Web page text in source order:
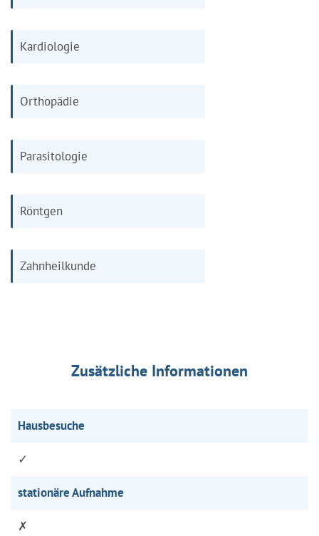
Kardiologie
Orthopädie
Parasitologie
Röntgen
Zahnheilkunde
Zusätzliche Informationen
Hausbesuche
✓
stationäre Aufnahme
✗